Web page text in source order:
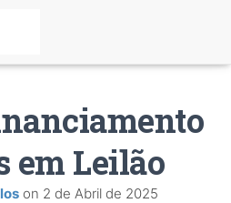
em Leilão
on 2 de Abril de 2025